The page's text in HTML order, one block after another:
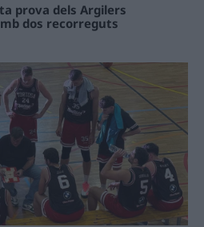
prova dels Argilers
dos recorreguts